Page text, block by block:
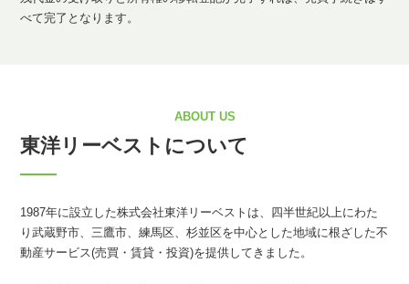
べて完了となります。
ABOUT US
東洋リーベストについて
1987年に設立した株式会社東洋リーベストは、四半世紀以上にわた
り武蔵野市、三鷹市、練馬区、杉並区を中心とした地域に根ざした不
動産サービス(売買・賃貸・投資)を提供してきました。